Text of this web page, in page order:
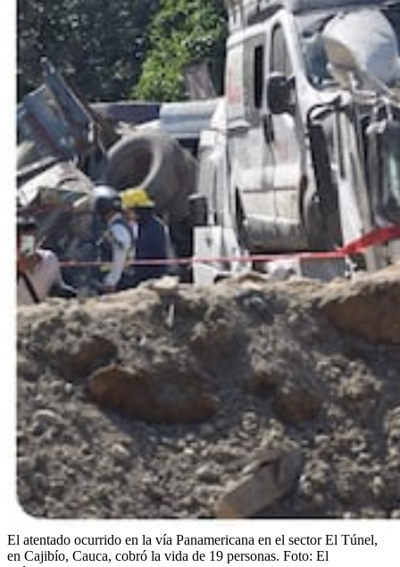
El atentado ocurrido en la vía Panamericana en el sector El Túnel,
en Cajibío, Cauca, cobró la vida de 19 personas. Foto: El